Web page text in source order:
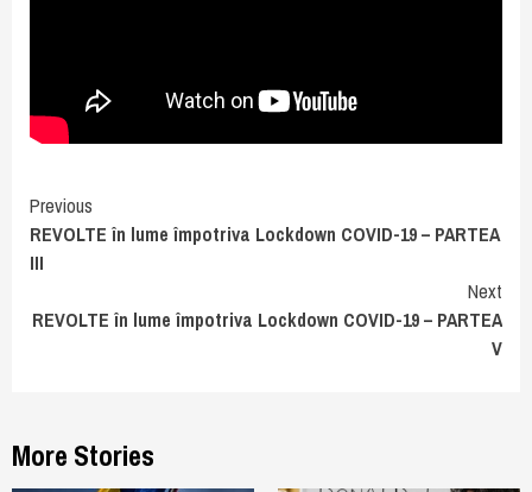
Continue
Reading
Previous
REVOLTE în lume împotriva Lockdown COVID-19 – PARTEA
III
Next
REVOLTE în lume împotriva Lockdown COVID-19 – PARTEA
V
More Stories